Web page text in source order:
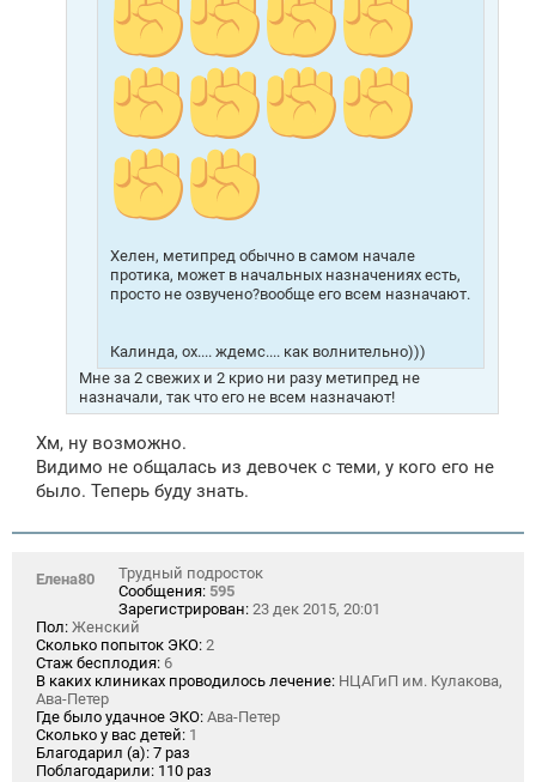
Хелен, метипред обычно в самом начале
протика, может в начальных назначениях есть,
просто не озвучено?вообще его всем назначают.
Калинда, ох.... ждемс.... как волнительно)))
Мне за 2 свежих и 2 крио ни разу метипред не
назначали, так что его не всем назначают!
Хм, ну возможно.
Видимо не общалась из девочек с теми, у кого его не
было. Теперь буду знать.
Елена80
Трудный подросток
Сообщения: 595
Зарегистрирован: 23 дек 2015, 20:01
Пол: Женский
Сколько попыток ЭКО: 2
Стаж бесплодия: 6
В каких клиниках проводилось лечение: НЦАГиП им. Кулакова,
Ава-Петер
Где было удачное ЭКО: Ава-Петер
Сколько у вас детей: 1
Благодарил (а): 7 раз
Поблагодарили: 110 раз